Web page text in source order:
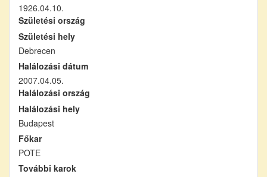
1926.04.10.
Születési ország
Születési hely
Debrecen
Halálozási dátum
2007.04.05.
Halálozási ország
Halálozási hely
Budapest
Főkar
POTE
További karok